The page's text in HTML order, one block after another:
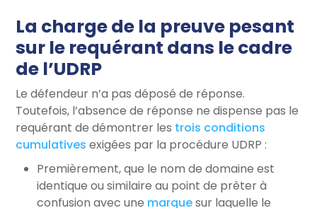
La charge de la preuve pesant
sur le requérant dans le cadre
de l’UDRP
Le défendeur n’a pas déposé de réponse.
Toutefois, l’absence de réponse ne dispense pas le
requérant de démontrer les trois conditions
cumulatives exigées par la procédure UDRP :
Premièrement, que le nom de domaine est
identique ou similaire au point de prêter à
confusion avec une marquesur laquelle le